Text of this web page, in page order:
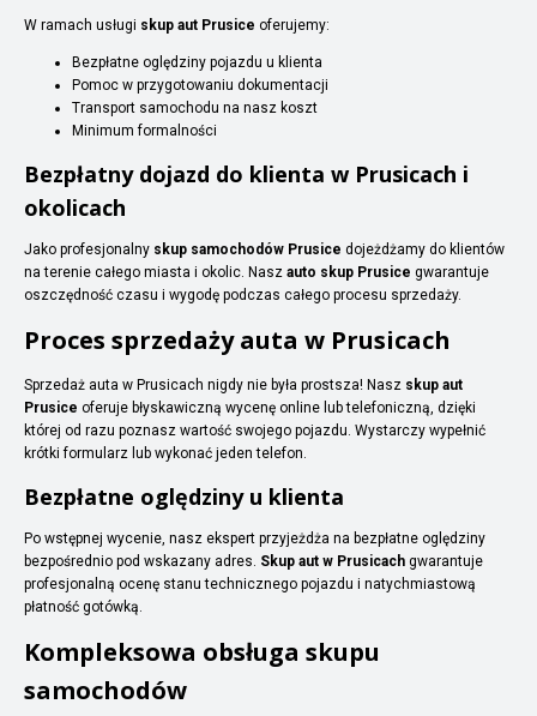
W ramach usługi skup aut Prusice oferujemy:
Bezpłatne oględziny pojazdu u klienta
Pomoc w przygotowaniu dokumentacji
Transport samochodu na nasz koszt
Minimum formalności
Bezpłatny dojazd do klienta w Prusicach i
okolicach
Jako profesjonalny skup samochodów Prusice dojeżdżamy do klientów
na terenie całego miasta i okolic. Nasz auto skup Prusice gwarantuje
oszczędność czasu i wygodę podczas całego procesu sprzedaży.
Proces sprzedaży auta w Prusicach
Sprzedaż auta w Prusicach nigdy nie była prostsza! Nasz skup aut
Prusice oferuje błyskawiczną wycenę online lub telefoniczną, dzięki
której od razu poznasz wartość swojego pojazdu. Wystarczy wypełnić
krótki formularz lub wykonać jeden telefon.
Bezpłatne oględziny u klienta
Po wstępnej wycenie, nasz ekspert przyjeżdża na bezpłatne oględziny
bezpośrednio pod wskazany adres. Skup aut w Prusicach gwarantuje
profesjonalną ocenę stanu technicznego pojazdu i natychmiastową
płatność gotówką.
Kompleksowa obsługa skupu
samochodów